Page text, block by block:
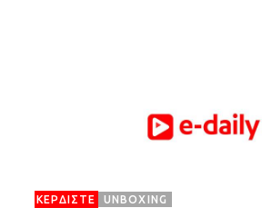
ΚΕΡΔΙΣΤΕ UNBOXING